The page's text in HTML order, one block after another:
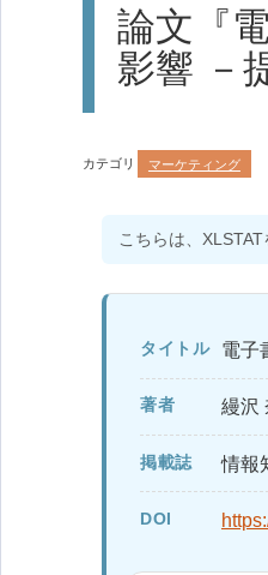
論文『
影響 －
カテゴリ マーケティング
こちらは、
タイトル 電子
著者 縵沢
掲載誌 情報
DOI